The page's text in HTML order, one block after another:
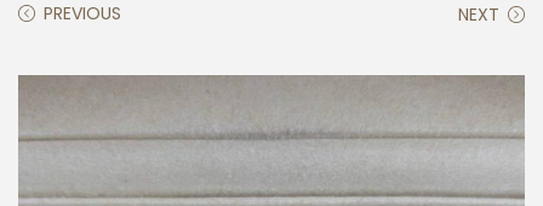
PREVIOUS NEXT